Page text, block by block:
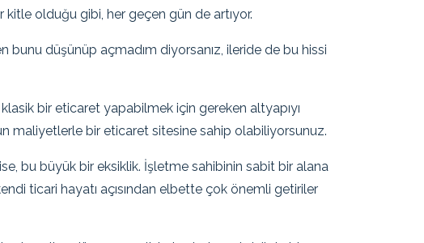
kitle olduğu gibi, her geçen gün de artıyor.
düşünüp açmadım diyorsanız, ileride de bu hissi
bir eticaret yapabilmek için gereken altyapıyı
maliyetlerle bir eticaret sitesine sahip olabiliyorsunuz.
bu büyük bir eksiklik. İşletme sahibinin sabit bir alana
ticari hayatı açısından elbette çok önemli getiriler